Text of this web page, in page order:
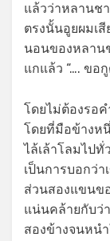
แล้วว่าหลานช
ตรงนั้นอูยผมเ
นอนของหลาน
แกแล้ว “…. ขอ
โดยไม่ต้องรอ
โดยที่มือข้างห
ไล้เล้าโลมไป
เป็นการบอกว่
ส่วนสองแขนข
แน่นคล้ายกับว่
สองข้างจนหน